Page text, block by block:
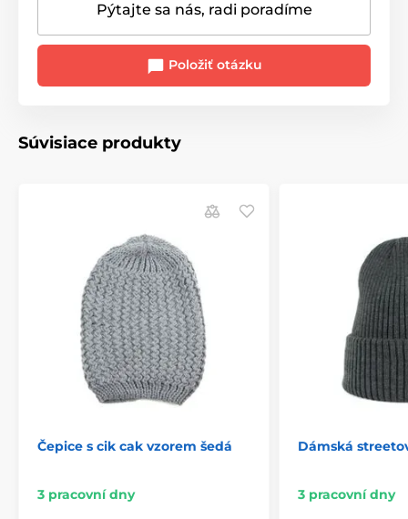
Pýtajte sa nás, radi poradíme
Položiť otázku
Súvisiace produkty
Čepice s cik cak vzorem šedá
3 pracovní dny
Dámská
3 pracovní dny